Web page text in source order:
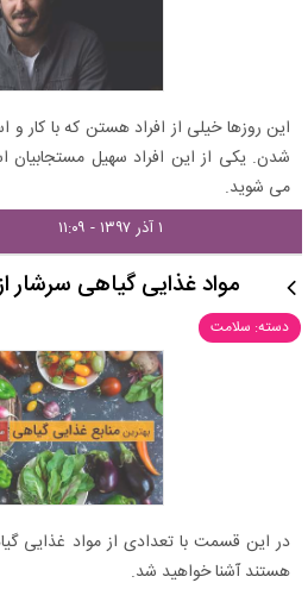
این روزها خیلی از افراد هستن که با کار
شدن. یکی از این افراد سهیل مستجابیان
می شوید.
۱ آذر ۱۳۹۷ - ۱۱:۰۹
مواد غذایی گیاهی سرشار
دسته: سلامت
در این قسمت با تعدادی از مواد غذایی
هستند آشنا خواهید شد.